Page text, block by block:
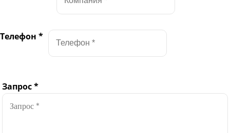
Телефон *
Запрос*